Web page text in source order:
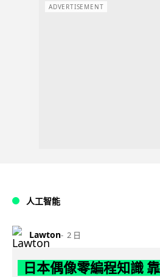
ADVERTISEMENT
人工智能
Lawton 2 日
日本偶像零編程知識